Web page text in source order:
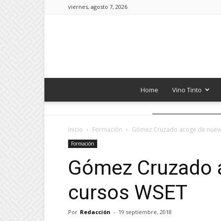
viernes, agosto 7, 2026
Home Vino Tinto
Inicio Formación Gómez Cruzado acoge de
Formación
Gómez
cursos WSET
Por Redacción - 19 septiembre, 2018